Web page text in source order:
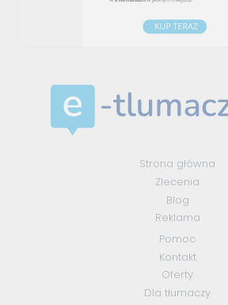
Strona główna
Zlecenia
Blog
Reklama
Pomoc
Kontakt
Oferty
Dla tłumaczy